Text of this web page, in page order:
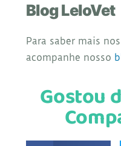
Blog LeloVet
Para saber mais
acompanhe nosso
Gostou